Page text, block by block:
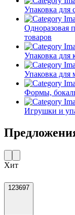
Упаковка для
Одноразовая
товаров
Упаковка для
Упаковка для
Формы,
Игрушки и
Хит
123697